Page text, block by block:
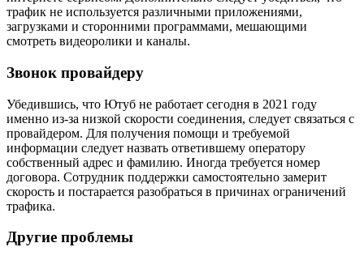
трафик не используется различными приложениями,
загрузками и сторонними программами, мешающими
смотреть видеоролики и каналы.
Звонок провайдеру
Убедившись, что Ютуб не работает сегодня в 2021 году
именно из-за низкой скорости соединения, следует связаться с
провайдером. Для получения помощи и требуемой
информации следует назвать ответившему оператору
собственный адрес и фамилию. Иногда требуется номер
договора. Сотрудник поддержки самостоятельно замерит
скорость и постарается разобраться в причинах ограничений
трафика.
Другие проблемы